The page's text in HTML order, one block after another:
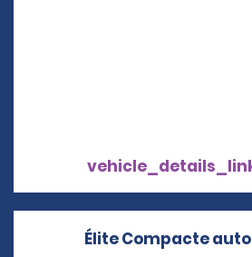
Élite Compacte